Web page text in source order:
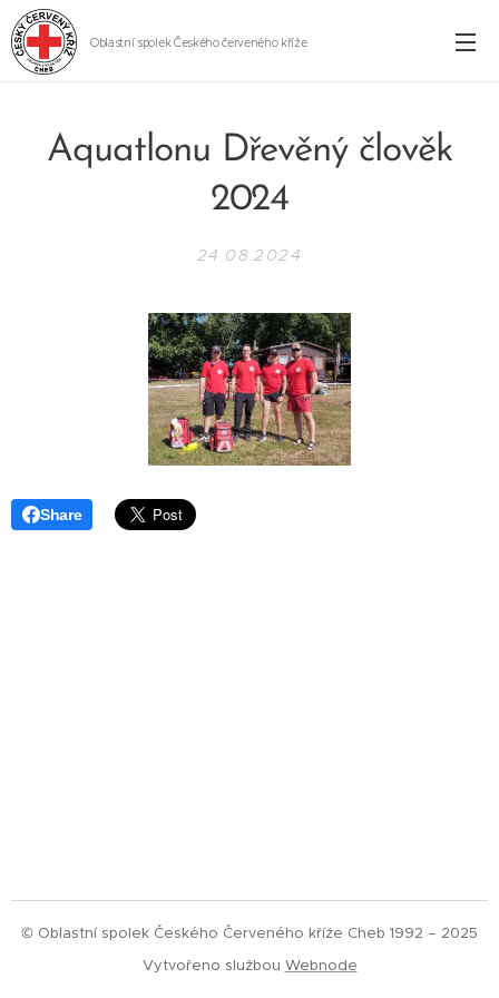
Oblastní spolek Českého červeného kříže
Aquatlonu Dřevěný člověk
2024
24.08.2024
Share
© Oblastní spolek Českého Červeného kříže Cheb 1992 – 2025
Vytvořeno službou Webnode